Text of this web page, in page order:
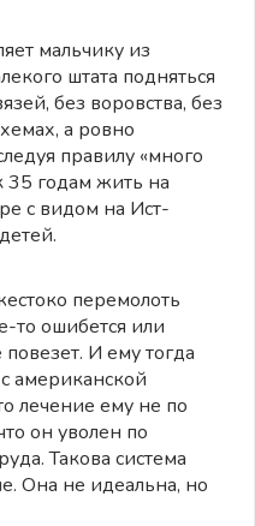
мальчику из
штата подняться
без воровства, без
а ровно
правилу «много
35 годам жить на
с видом на Ист-
перемолоть
то ошибется или
И ему тогда
американской
лечение ему не по
он уволен по
Такова система
Она не идеальна, но